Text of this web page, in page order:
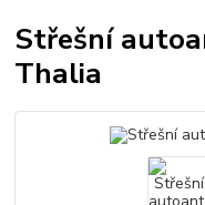
Střešní
Thalia